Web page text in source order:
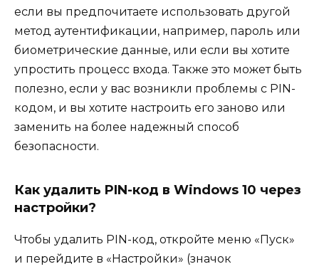
если вы предпочитаете использовать другой
метод аутентификации, например, пароль или
биометрические данные, или если вы хотите
упростить процесс входа. Также это может быть
полезно, если у вас возникли проблемы с PIN-
кодом, и вы хотите настроить его заново или
заменить на более надежный способ
безопасности.
Как удалить PIN-код в Windows 10 через
настройки?
Чтобы удалить PIN-код, откройте меню «Пуск»
и перейдите в «Настройки» (значок